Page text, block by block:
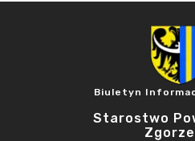
Biuletyn
Starostwo